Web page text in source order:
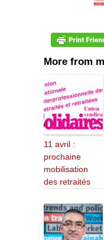
More from
11 avril :
prochaine
mobilisation
des retraités